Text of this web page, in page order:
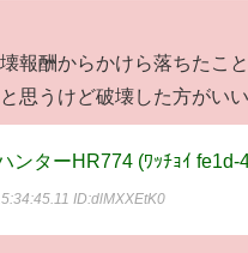
報酬からかけら落ちたこ
思うけど破壊した方がい
ンターHR774 (ﾜｯﾁｮｲ fe1d-
ID:dlMXXEtK0